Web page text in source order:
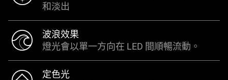
和淡出
波浪效果
燈光會以單一方向在 LED 間順暢流動。
定色光